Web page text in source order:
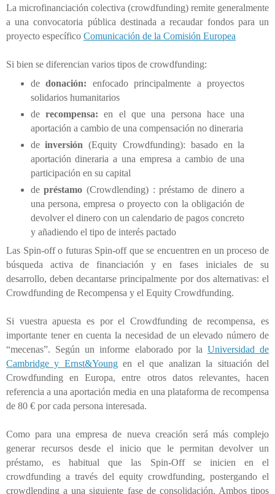
La microfinanciación colectiva (crowdfunding) remite generalmente
a una convocatoria pública destinada a recaudar fondos para un
proyecto específico Comunicación de la Comisión Europea
Si bien se diferencian varios tipos de crowdfunding:
dedonación: enfocado principalmente a proyectos
solidarios humanitarios
de recompensa:en el que una persona hace una
aportación a cambio de una compensación no dineraria
deinversión (Equity Crowdfunding): basado en la
aportación dineraria a una empresa a cambio de una
participación en su capital
depréstamo (Crowdlending) : préstamo de dinero a
una persona, empresa o proyecto con la obligación de
devolver el dinero con un calendario de pagos concreto
y añadiendo el tipo de interés pactado
Las Spin-off o futuras Spin-off que se encuentren en un proceso de
búsqueda activa de financiación y en fases iniciales de su
desarrollo, deben decantarse principalmente por dos alternativas: el
Crowdfunding de Recompensa y el Equity Crowdfunding.
Si vuestra apuesta es por el Crowdfunding de recompensa, es
importante tener en cuenta la necesidad de un elevado número de
“mecenas”. Según un informe elaborado por la Universidad de
Cambridge y Ernst&Youngen el que analizan la situación del
Crowdfunding en Europa, entre otros datos relevantes, hacen
referencia a una aportación media en una plataforma de recompensa
de 80 € por cada persona interesada.
Como para una empresa de nueva creación será más complejo
generar recursos desde el inicio que le permitan devolver un
préstamo, es habitual que las Spin-Off se inicien en el
crowdfunding a través del equity crowdfunding, postergando el
crowdlending a una siguiente fase de consolidación. Ambos tipos